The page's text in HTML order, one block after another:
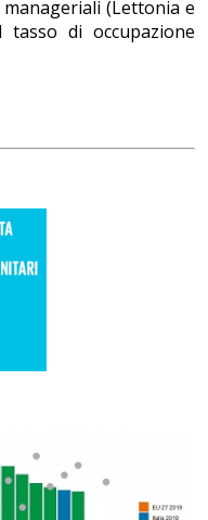
(Lettonia e
di occupazione